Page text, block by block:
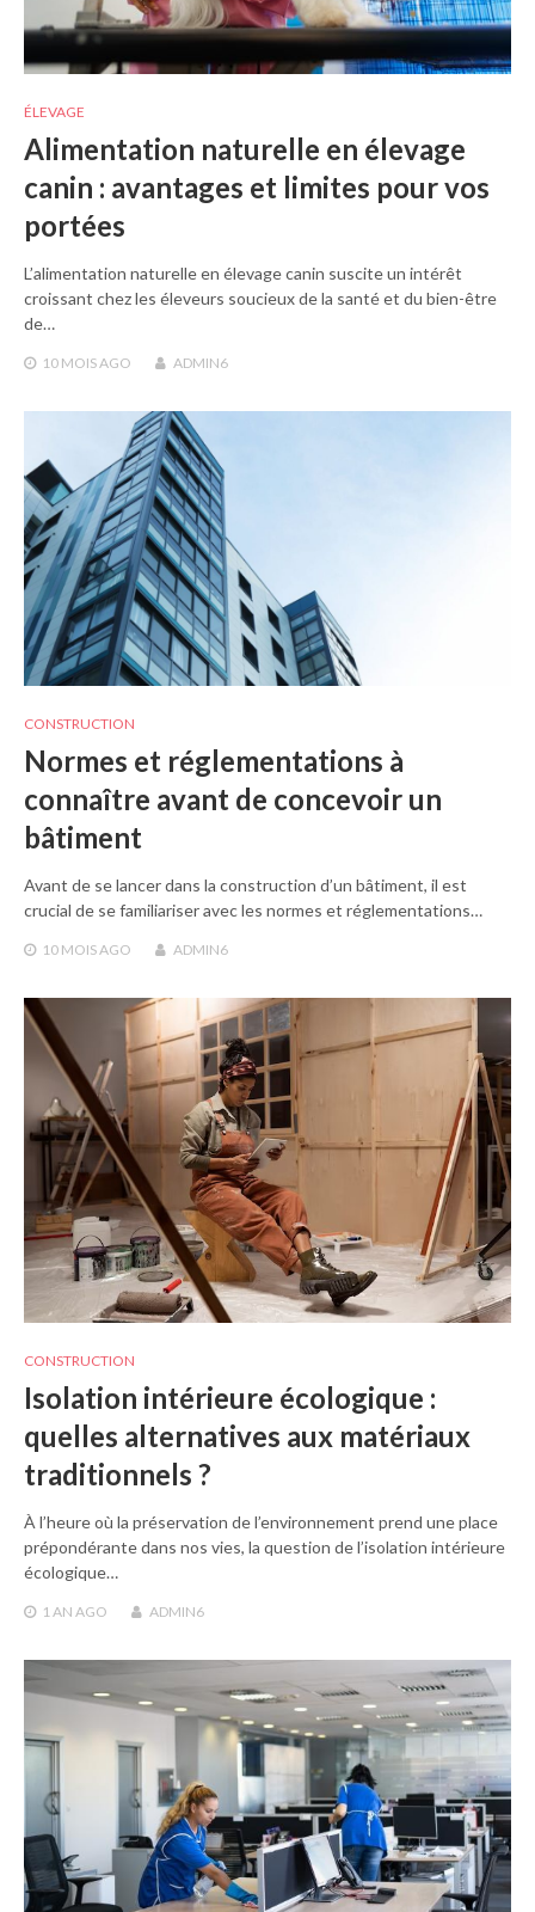
ÉLEVAGE
Alimentation naturelle en élevage
canin : avantages et limites pour vos
portées
L’alimentation naturelle en élevage canin suscite un intérêt
croissant chez les éleveurs soucieux de la santé et du bien-être
de…
10 MOISAGO ADMIN6
CONSTRUCTION
Normes et réglementations à
connaître avant de concevoir un
bâtiment
Avant de se lancer dans la construction d’un bâtiment, il est
crucial de se familiariser avec les normes et réglementations…
10 MOISAGO ADMIN6
CONSTRUCTION
Isolation intérieure écologique :
quelles alternatives aux matériaux
traditionnels ?
À l’heure où la préservation de l’environnement prend une place
prépondérante dans nos vies, la question de l’isolation intérieure
écologique…
1 AN AGO ADMIN6